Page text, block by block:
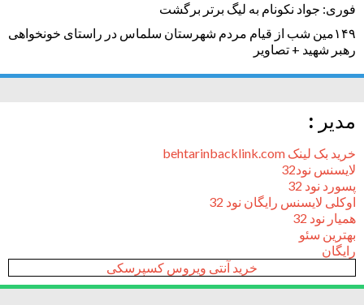
فوری: جواد نکونام به لیگ برتر برگشت
۱۴۹مین شب از قیام مردم شهرستان سلماس در راستای خونخواهی
رهبر شهید + تصاویر
مدیر :
خرید بک لینک behtarinbacklink.com
لایسنس نود32
پسورد نود 32
اوکلی لایسنس رایگان نود 32
همیار نود 32
بهترین سئو
رایگان
خرید آنتی ویروس کسپرسکی